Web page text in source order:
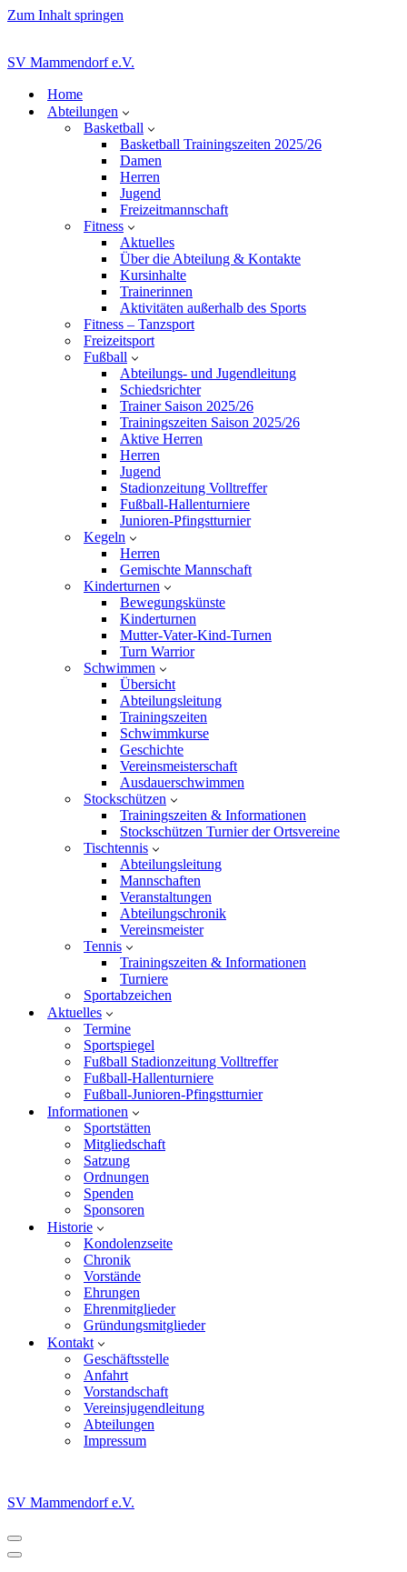
Zum Inhalt springen
SV Mammendorf e.V.
Home
Abteilungen
Basketball
Basketball Trainingszeiten 2025/26
Damen
Herren
Jugend
Freizeitmannschaft
Fitness
Aktuelles
Über die Abteilung & Kontakte
Kursinhalte
Trainerinnen
Aktivitäten außerhalb des Sports
Fitness – Tanzsport
Freizeitsport
Fußball
Abteilungs- und Jugendleitung
Schiedsrichter
Trainer Saison 2025/26
Trainingszeiten Saison 2025/26
Aktive Herren
Herren
Jugend
Stadionzeitung Volltreffer
Fußball-Hallenturniere
Junioren-Pfingstturnier
Kegeln
Herren
Gemischte Mannschaft
Kinderturnen
Bewegungskünste
Kinderturnen
Mutter-Vater-Kind-Turnen
Turn Warrior
Schwimmen
Übersicht
Abteilungsleitung
Trainingszeiten
Schwimmkurse
Geschichte
Vereinsmeisterschaft
Ausdauerschwimmen
Stockschützen
Trainingszeiten & Informationen
Stockschützen Turnier der Ortsvereine
Tischtennis
Abteilungsleitung
Mannschaften
Veranstaltungen
Abteilungschronik
Vereinsmeister
Tennis
Trainingszeiten & Informationen
Turniere
Sportabzeichen
Aktuelles
Termine
Sportspiegel
Fußball Stadionzeitung Volltreffer
Fußball-Hallenturniere
Fußball-Junioren-Pfingstturnier
Informationen
Sportstätten
Mitgliedschaft
Satzung
Ordnungen
Spenden
Sponsoren
Historie
Kondolenzseite
Chronik
Vorstände
Ehrungen
Ehrenmitglieder
Gründungsmitglieder
Kontakt
Geschäftsstelle
Anfahrt
Vorstandschaft
Vereinsjugendleitung
Abteilungen
Impressum
SV Mammendorf e.V.
Navigationsmenü
Navigationsmenü